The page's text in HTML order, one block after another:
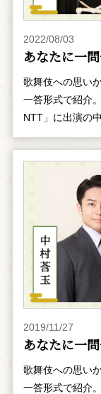
2022/08/03
あなたに一
歌舞伎への思い
一答形式で紹介
NTT」に出演の
2019/11/27
あなたに一
歌舞伎への思い
一答形式で紹介